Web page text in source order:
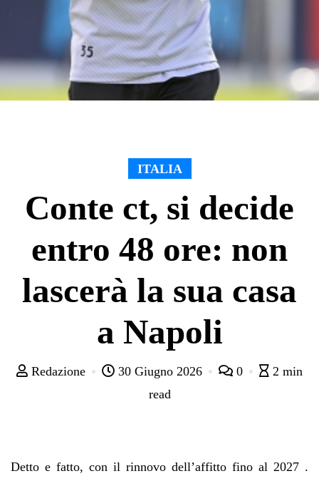
ITALIA
Conte ct, si decide
entro 48 ore: non
lascerà la sua casa
a Napoli
Redazione 30 Giugno 2026 0
2 min
read
Detto e fatto, con il rinnovo dell’affitto fino al 2027 .